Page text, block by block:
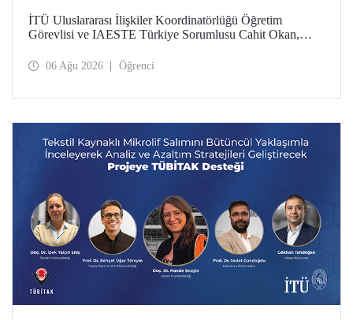
İTÜ Uluslararası İlişkiler Koordinatörlüğü Öğretim
Görevlisi ve IAESTE Türkiye Sorumlusu Cahit Okan,
Temmuz tarihlerinde ABD’de dünyanın önde gelen
06 Ağu 2026 Öğrenci